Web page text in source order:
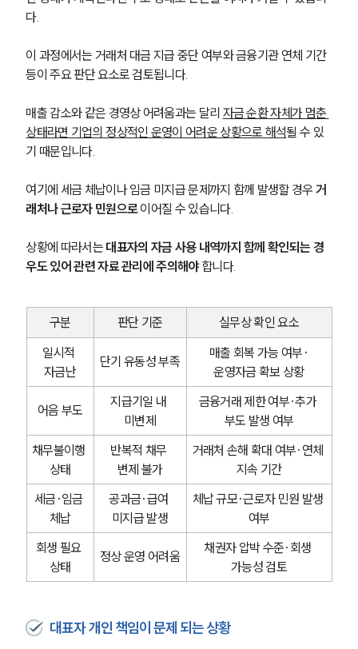
다.
이 과정에서는 거래처 대금 지급 중단 여부와 금융기관 연체 기간
등이 주요 판단 요소로 검토됩니다.
매출 감소와 같은 경영상 어려움과는 달리 자금 순환 자체가 멈춘
상태라면 기업의 정상적인 운영이 어려운 상황으로 해석될 수 있
기 때문입니다.
여기에 세금 체납이나 임금 미지급 문제까지 함께 발생할 경우 거
래처나 근로자 민원으로 이어질 수 있습니다.
상황에 따라서는 대표자의 자금 사용 내역까지 함께 확인되는 경
우도 있어 관련 자료 관리에 주의해야 합니다.
구분 판단 기준
실무상 확인 요소
일시적
자금난
단기 유동성 부족
매출 회복 가능 여부·
운영자금 확보 상황
어음 부도
지급기일 내
미변제
금융거래 제한 여부·추가
부도 발생 여부
채무불이행
상태
반복적 채무
변제 불가
거래처 손해 확대 여부·연체
지속 기간
세금·임금
체납
공과금·급여
미지급 발생
체납 규모·근로자 민원 발생
여부
회생 필요
상태
정상 운영 어려움
채권자 압박 수준·회생
가능성 검토
대표자 개인 책임이 문제 되는 상황